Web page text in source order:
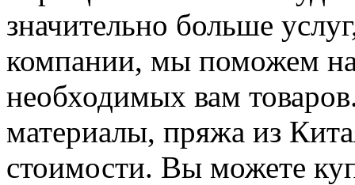
значительно больше
компании, мы поможем
необходимых вам
материалы, пряжа из
стоимости. Вы можете